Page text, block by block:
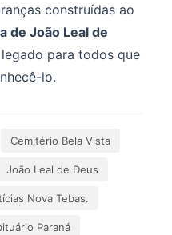
construídas ao
de João Leal de
para todos que
lo.
Cemitério Bela Vista
João Leal de Deus
Nova Tebas.
Paraná